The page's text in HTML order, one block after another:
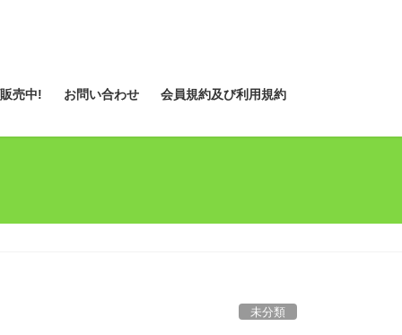
売中! お問い合わせ 会員規約及び利用規約
未分類